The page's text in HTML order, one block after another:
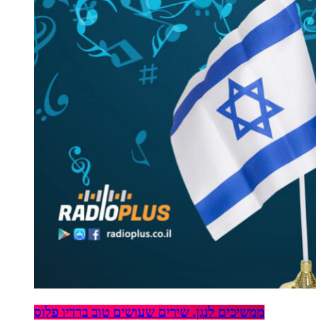
ממשיכים לנגן. שירים שעושים טוב ברדיו פלוס